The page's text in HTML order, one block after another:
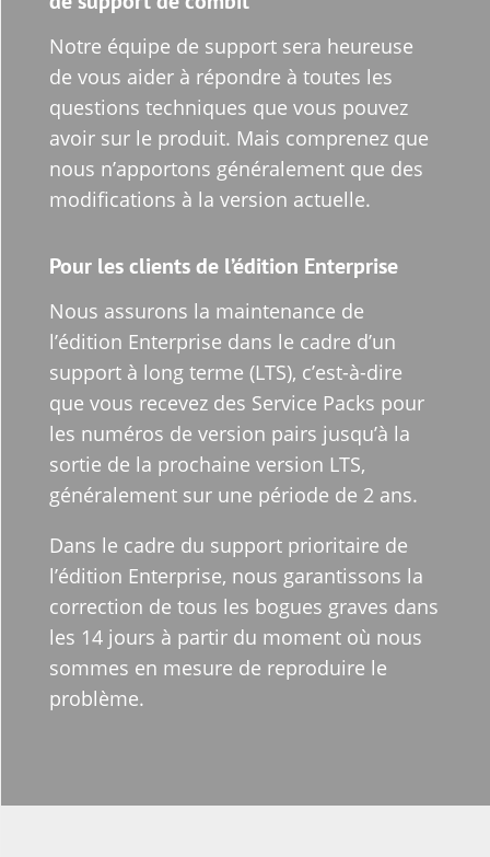
Notre équipe de support sera heureuse
de vous aider à répondre à toutes les
questions techniques que vous pouvez
avoir sur le produit. Mais comprenez que
nous n’apportons généralement que des
modifications à la version actuelle.
Pour les clients de l’édition Enterprise
Nous assurons la maintenance de
l’édition Enterprise dans le cadre d’un
support à long terme (LTS), c’est-à-dire
que vous recevez des Service Packs pour
les numéros de version pairs jusqu’à la
sortie de la prochaine version LTS,
généralement sur une période de 2 ans.
Dans le cadre du support prioritaire de
l’édition Enterprise, nous garantissons la
correction de tous les bogues graves dans
les 14 jours à partir du moment où nous
sommes en mesure de reproduire le
problème.